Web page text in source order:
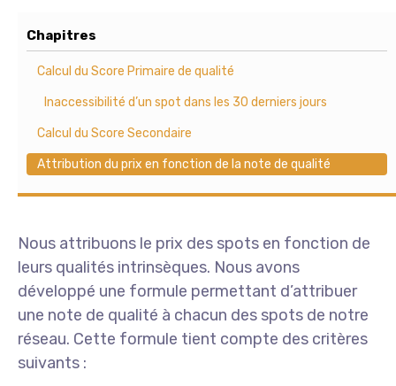
Chapitres
Calcul du Score Primaire de qualité
Inaccessibilité d’un spot dans les 30 derniers jours
Calcul du Score Secondaire
Attribution du prix en fonction de la note de qualité
Nous attribuons le prix des spots en fonction de
leurs qualités intrinsèques. Nous avons
développé une formule permettant d’attribuer
une note de qualité à chacun des spots de notre
réseau. Cette formule tient compte des critères
suivants :